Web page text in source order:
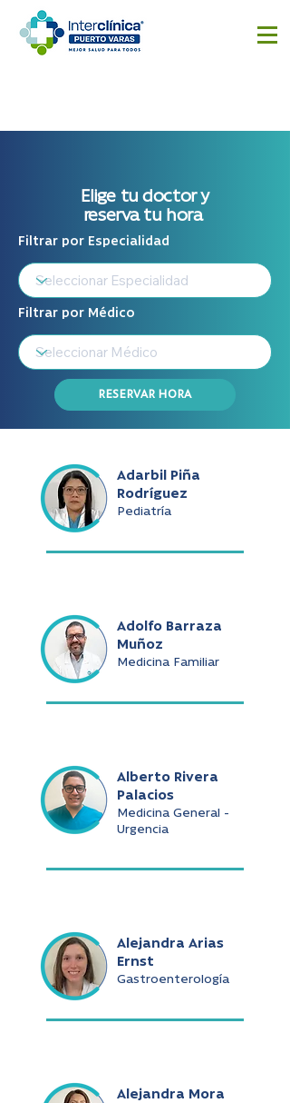
Elige tu doctor y
reserva tu hora
Filtrar por Especialidad
Filtrar por Médico
RESERVAR HORA
Adarbil Piña
Rodríguez
Pediatría
Adolfo Barraza
Muñoz
Medicina Familiar
Alberto Rivera
Palacios
Medicina General -
Urgencia
Alejandra Arias
Ernst
Gastroenterología
Alejandra Mora